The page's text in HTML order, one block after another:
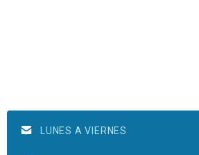
LUNES A VIERNES